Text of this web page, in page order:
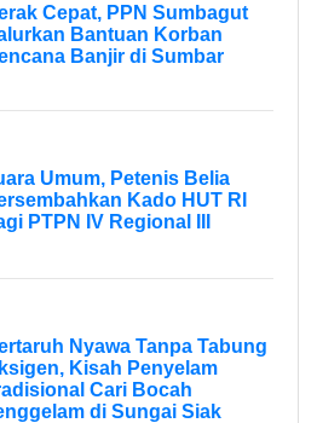
Cepat, PPN Sumbagut
Bantuan Korban
Banjir di Sumbar
Umum, Petenis Belia
Kado HUT RI
PTPN IV Regional III
Nyawa Tanpa Tabung
Kisah Penyelam
Cari Bocah
di Sungai Siak